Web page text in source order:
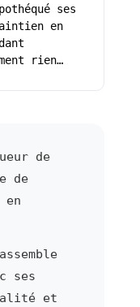
ses
en
rien…
de
de
en
ses
et